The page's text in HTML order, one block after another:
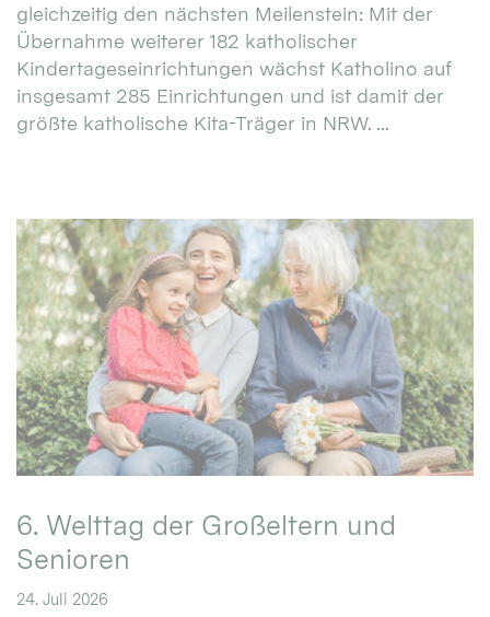
gleichzeitig den nächsten Meilenstein: Mit der
Übernahme weiterer 182 katholischer
Kindertageseinrichtungen wächst Katholino auf
insgesamt 285 Einrichtungen und ist damit der
größte katholische Kita-Träger in NRW. ...
6. Welttag der Großeltern und
Senioren
24. Juli 2026